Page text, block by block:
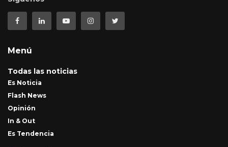
Menú
Todas las noticias
Es Noticia
Flash News
Opinión
In & Out
Es Tendencia